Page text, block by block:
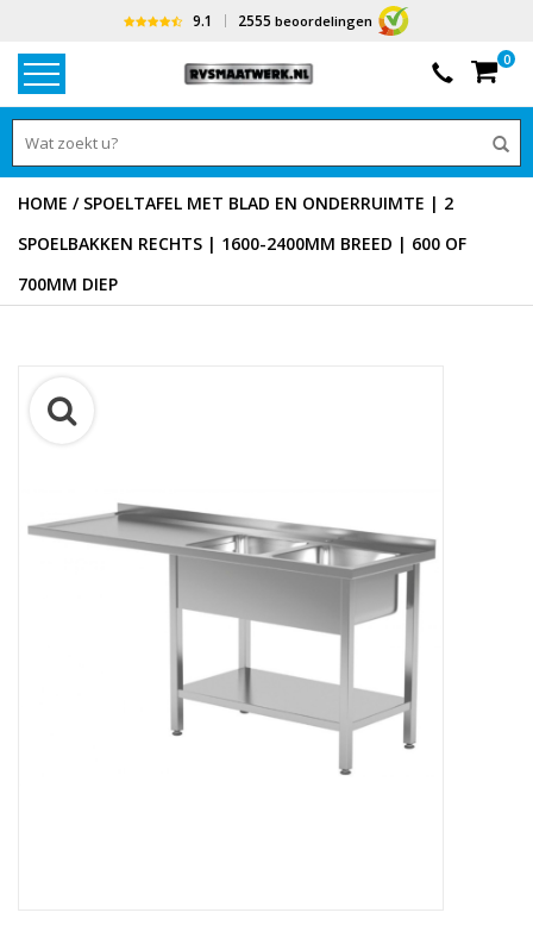
9.1 2555 beoordelingen
0
HOME / SPOELTAFEL MET BLAD EN ONDERRUIMTE | 2
SPOELBAKKEN RECHTS | 1600-2400MM BREED | 600 OF
700MM DIEP